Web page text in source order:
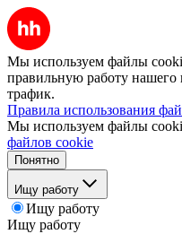
Мы используем файлы
правильную работу нашего
трафик.
Правила использования
Мы используем файлы
файлов cookie
Понятно
Ищу работу
Ищу работу
Ищу работу